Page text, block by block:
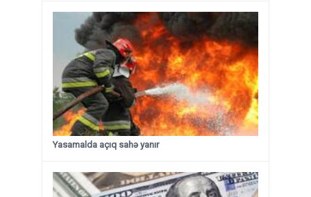
Yasamalda açıq sahə yanır